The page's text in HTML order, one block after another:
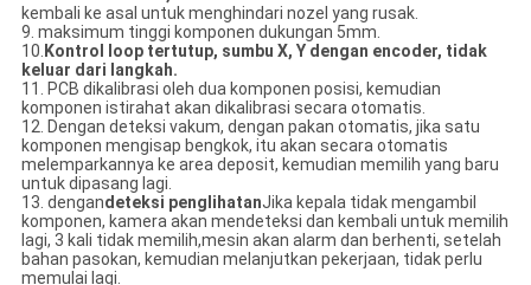
kembali ke asal untuk menghindari nozel yang rusak.
9. maksimum tinggi komponen dukungan 5mm.
10. Kontrol loop tertutup, sumbu X, Y dengan encoder, tidak
keluar dari langkah.
11. PCB dikalibrasi oleh dua komponen posisi, kemudian
komponen istirahat akan dikalibrasi secara otomatis.
12. Dengan deteksi vakum, dengan pakan otomatis, jika satu
komponen mengisap bengkok, itu akan secara otomatis
melemparkannya ke area deposit, kemudian memilih yang baru
untuk dipasang lagi.
13. dengandeteksi penglihatanJika kepala tidak mengambil
komponen, kamera akan mendeteksi dan kembali untuk memilih
lagi, 3 kali tidak memilih,mesin akan alarm dan berhenti, setelah
bahan pasokan, kemudian melanjutkan pekerjaan, tidak perlu
memulai lagi.